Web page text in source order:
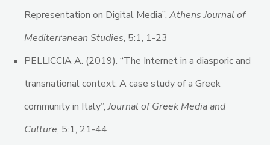
Representation on Digital Media”, Athens Journal of
Mediterranean Studies, 5:1, 1-23
PELLICCIA A. (2019). “The Internet in a diasporic and
transnational context: A case study of a Greek
community in Italy”,Journal of Greek Media and
Culture, 5:1, 21-44